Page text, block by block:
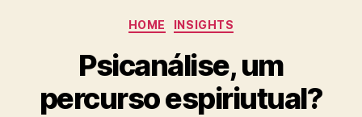
Categorias
HOME INSIGHTS
Psicanálise, um
percurso espiriutual?